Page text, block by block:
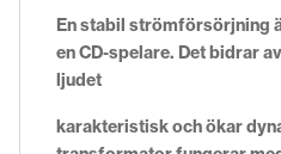
En stabil strömförsörjning
en CD-spelare. Det bidrar
ljudet
karakteristisk och ökar